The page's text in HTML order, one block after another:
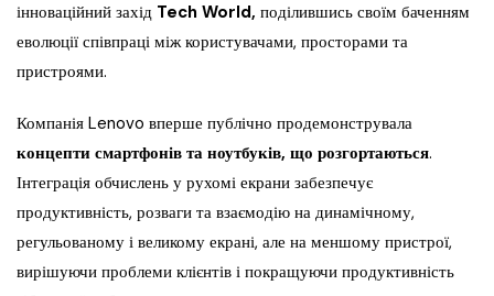
інноваційний захід Tech World, поділившись своїм баченням
еволюції співпраці між користувачами, просторами та
пристроями.
Компанія Lenovo вперше публічно продемонструвала
концепти смартфонів та ноутбуків, що розгортаються.
Інтеграція обчислень у рухомі екрани забезпечує
продуктивність, розваги та взаємодію на динамічному,
регульованому і великому екрані, але на меншому пристрої,
вирішуючи проблеми клієнтів і покращуючи продуктивність